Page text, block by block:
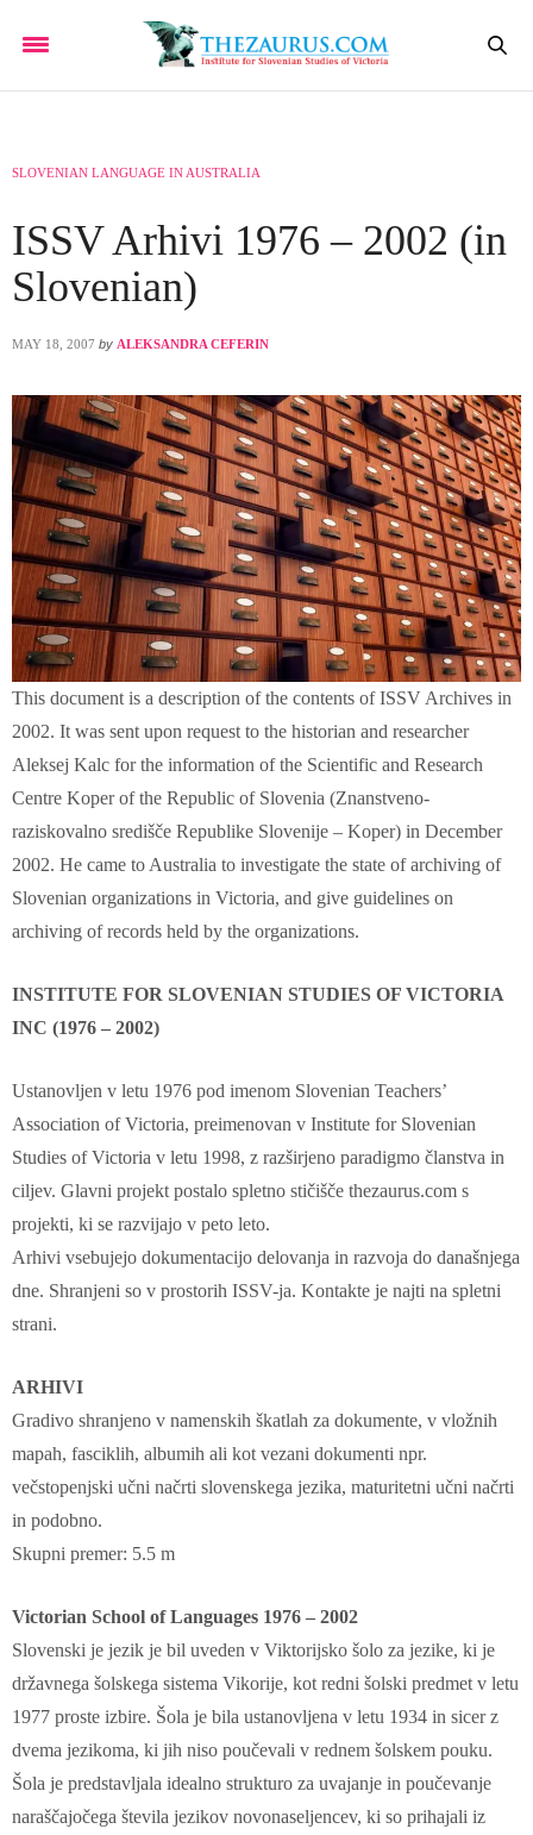
SLOVENIAN LANGUAGE IN AUSTRALIA
ISSV Arhivi 1976 – 2002 (in
Slovenian)
MAY 18, 2007 by ALEKSANDRA CEFERIN
This document is a description of the contents of ISSV Archives in
2002. It was sent upon request to the historian and researcher
Aleksej Kalc for the information of the Scientific and Research
Centre Koper of the Republic of Slovenia (Znanstveno-
raziskovalno središče Republike Slovenije – Koper) in December
2002. He came to Australia to investigate the state of archiving of
Slovenian organizations in Victoria, and give guidelines on
archiving of records held by the organizations.
INSTITUTE FOR SLOVENIAN STUDIES OF VICTORIA
INC (1976 – 2002)
Ustanovljen v letu 1976 pod imenom Slovenian Teachers’
Association of Victoria, preimenovan v Institute for Slovenian
Studies of Victoria v letu 1998, z razširjeno paradigmo članstva in
ciljev. Glavni projekt postalo spletno stičišče thezaurus.com s
projekti, ki se razvijajo v peto leto.
Arhivi vsebujejo dokumentacijo delovanja in razvoja do današnjega
dne. Shranjeni so v prostorih ISSV-ja. Kontakte je najti na spletni
strani.
ARHIVI
Gradivo shranjeno v namenskih škatlah za dokumente, v vložnih
mapah, fasciklih, albumih ali kot vezani dokumenti npr.
večstopenjski učni načrti slovenskega jezika, maturitetni učni načrti
in podobno.
Skupni premer: 5.5 m
Victorian School of Languages 1976 – 2002
Slovenski je jezik je bil uveden v Viktorijsko šolo za jezike, ki je
državnega šolskega sistema Vikorije, kot redni šolski predmet v letu
1977 proste izbire. Šola je bila ustanovljena v letu 1934 in sicer z
dvema jezikoma, ki jih niso poučevali v rednem šolskem pouku.
Šola je predstavljala idealno strukturo za uvajanje in poučevanje
naraščajočega števila jezikov novonaseljencev, ki so prihajali iz